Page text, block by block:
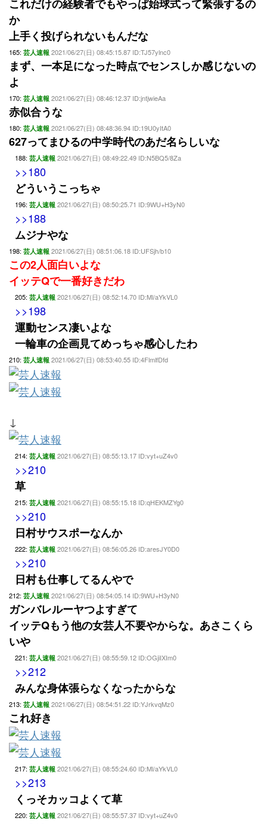
これだけの経験者でもやっぱ始球式って緊張するの
か
上手く投げられないもんだな
165: 芸人速報 2021/06/27(日) 08:45:15.87 ID:TJ57ylnc0
まず、一本足になった時点でセンスしか感じないの
よ
170: 芸人速報 2021/06/27(日) 08:46:12.37 ID:jntjwieAa
赤似合うな
180: 芸人速報 2021/06/27(日) 08:48:36.94 ID:19U0yItA0
627ってまひるの中学時代のあだ名らしいな
188: 芸人速報 2021/06/27(日) 08:49:22.49 ID:N5BQ5/8Za
>>180
どういうこっちゃ
196: 芸人速報 2021/06/27(日) 08:50:25.71 ID:9WU+H3yN0
>>188
ムジナやな
198: 芸人速報 2021/06/27(日) 08:51:06.18 ID:UFSjh/b10
この2人面白いよな
イッテQで一番好きだわ
205: 芸人速報 2021/06/27(日) 08:52:14.70 ID:Ml/aYkVL0
>>198
運動センス凄いよな
一輪車の企画見てめっちゃ感心したわ
210: 芸人速報 2021/06/27(日) 08:53:40.55 ID:4FlmlfDfd
↓
214: 芸人速報 2021/06/27(日) 08:55:13.17 ID:vyt+uZ4v0
>>210
草
215: 芸人速報 2021/06/27(日) 08:55:15.18 ID:qHEKMZYg0
>>210
日村サウスポーなんか
222: 芸人速報 2021/06/27(日) 08:56:05.26 ID:aresJY0D0
>>210
日村も仕事してるんやで
212: 芸人速報 2021/06/27(日) 08:54:05.14 ID:9WU+H3yN0
ガンバレルーヤつよすぎて
イッテQもう他の女芸人不要やからな。あさこくら
いや
221: 芸人速報 2021/06/27(日) 08:55:59.12 ID:OGjiIXIm0
>>212
みんな身体張らなくなったからな
213: 芸人速報 2021/06/27(日) 08:54:51.22 ID:YJrkvqMz0
これ好き
217: 芸人速報 2021/06/27(日) 08:55:24.60 ID:Ml/aYkVL0
>>213
くっそカッコよくて草
220: 芸人速報 2021/06/27(日) 08:55:57.37 ID:vyt+uZ4v0